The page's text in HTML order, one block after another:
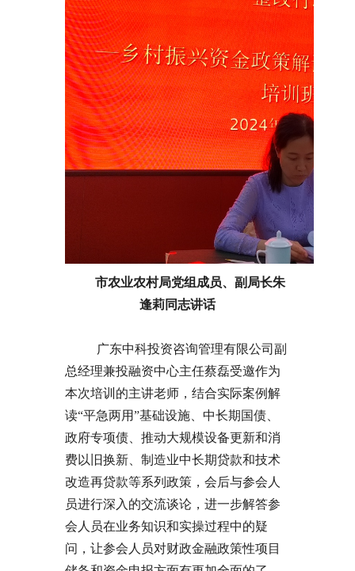
市农业农村局党组成员、副局长朱
逢莉同志讲话
广东中科投资咨询管理有限公司副
总经理兼投融资中心主任蔡磊受邀作为
本次培训的主讲老师，结合实际案例解
读“平急两用”基础设施、中长期国债、
政府专项债、推动大规模设备更新和消
费以旧换新、制造业中长期贷款和技术
改造再贷款等系列政策，会后与参会人
员进行深入的交流谈论，进一步解答参
会人员在业务知识和实操过程中的疑
问，让参会人员对财政金融政策性项目